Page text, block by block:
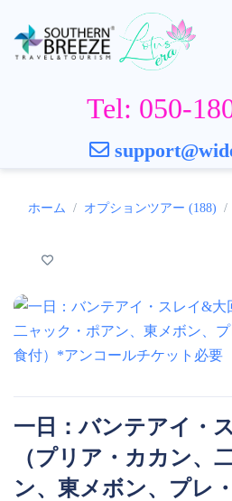
Tel: 050-
ホーム オプションツアー (188)
一日：バンテアイ・
（プリア・カカン、
ン、東メボン、プレ